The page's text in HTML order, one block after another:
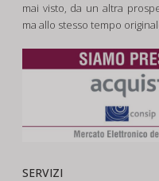
mai visto, da un altra
ma allo stesso tempo
SERVIZI